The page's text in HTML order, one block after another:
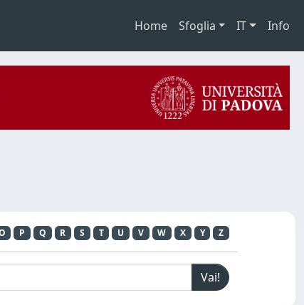
Home Sfoglia IT Info
P Q R S T U V W X Y Z